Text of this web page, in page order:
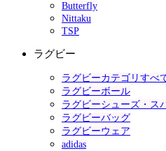
Butterfly
Nittaku
TSP
ラグビー
ラグビーカテゴリすべ
ラグビーボール
ラグビーシューズ・ス
ラグビーバッグ
ラグビーウェア
adidas